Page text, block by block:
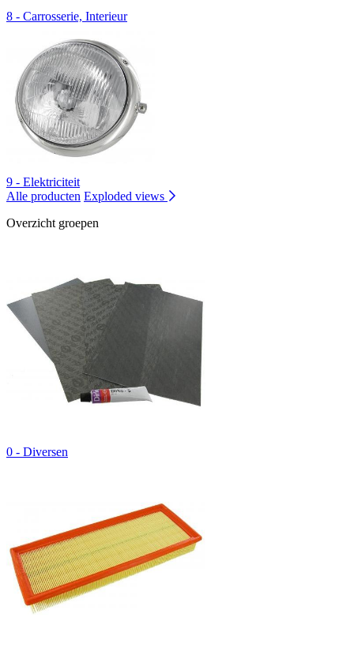
8 - Carrosserie, Interieur
9 - Elektriciteit
Alle producten Exploded views
Overzicht groepen
0 - Diversen